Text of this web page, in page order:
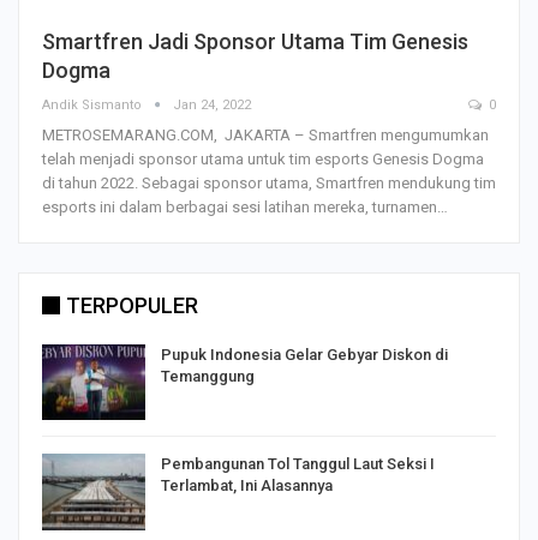
Smartfren Jadi Sponsor Utama Tim Genesis
Dogma
Andik Sismanto Jan 24, 2022 0
METROSEMARANG.COM, JAKARTA – Smartfren mengumumkan
telah menjadi sponsor utama untuk tim esports Genesis Dogma
di tahun 2022. Sebagai sponsor utama, Smartfren mendukung tim
esports ini dalam berbagai sesi latihan mereka, turnamen…
TERPOPULER
Pupuk Indonesia Gelar Gebyar Diskon di
Temanggung
Pembangunan Tol Tanggul Laut Seksi I
Terlambat, Ini Alasannya